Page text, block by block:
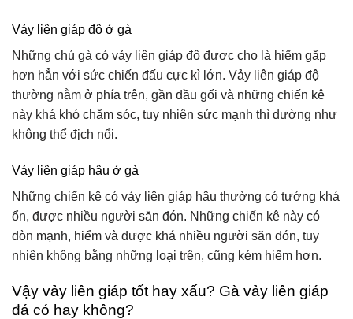
Vảy liên giáp độ ở gà
Những chú gà có vảy liên giáp độ được cho là hiếm gặp
hơn hẳn với sức chiến đấu cực kì lớn. Vảy liên giáp độ
thường nằm ở phía trên, gần đầu gối và những chiến kê
này khá khó chăm sóc, tuy nhiên sức mạnh thì dường như
không thể địch nổi.
Vảy liên giáp hậu ở gà
Những chiến kê có vảy liên giáp hậu thường có tướng khá
ổn, được nhiều người săn đón. Những chiến kê này có
đòn mạnh, hiểm và được khá nhiều người săn đón, tuy
nhiên không bằng những loại trên, cũng kém hiếm hơn.
Vậy vảy liên giáp tốt hay xấu? Gà vảy liên giáp
đá có hay không?